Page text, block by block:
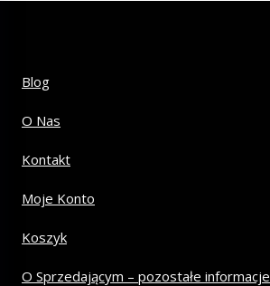
Blog
O Nas
Kontakt
Moje Konto
Koszyk
O Sprzedającym – pozostałe informacje